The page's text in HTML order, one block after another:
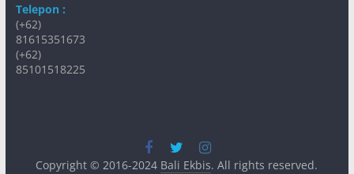
Telepon :
(+62)
81615351673
(+62)
85101518225
Copyright © 2016-2024 Bali Ekbis. All rights reserved.